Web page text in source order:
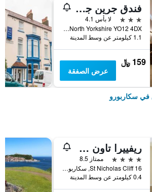
فندق جرين جابليس
3 نجوم
لا بأس 4.1
West Bank, Scarborough, North Yorkshire YO12 4DX, سكاربورو, المملكة المتحدة
1.1 كيلومتر عن وسط المدينة
159 ﷼
عرض الصفقة
في سكاربورو
ريفييرا تاون هاوس
4 نجوم
ممتاز 8.5
16 St Nicholas Cliff, سكاربورو, المملكة المتحدة
0.4 كيلومتر عن وسط المدينة